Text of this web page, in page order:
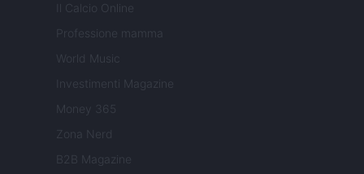
Il Calcio Online
Professione mamma
World Music
Investimenti Magazine
Money 365
Zona Nerd
B2B Magazine